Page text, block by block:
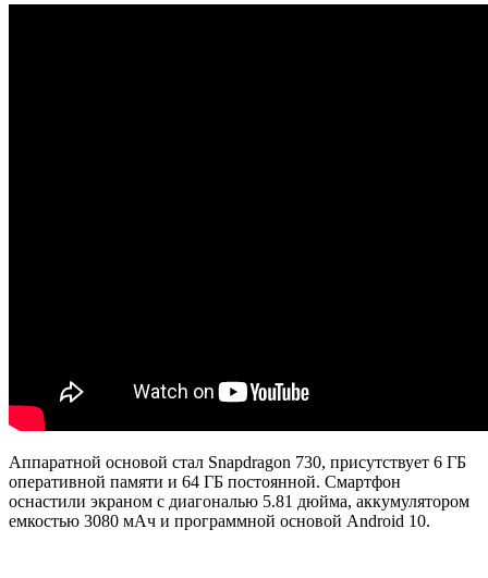
Аппаратной основой стал Snapdragon 730, присутствует 6 ГБ
оперативной памяти и 64 ГБ постоянной. Смартфон
оснастили экраном с диагональю 5.81 дюйма, аккумулятором
емкостью 3080 мАч и программной основой Android 10.